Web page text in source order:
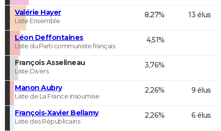
Valérie Hayer
Liste Ensemble
8,27% 13 élus
Léon Deffontaines
Liste du Parti communiste français
4,51%
François Asselineau
Liste Divers
3,76%
Manon Aubry
Liste de La France insoumise
2,26% 9 élus
François-Xavier Bellamy
Liste des Républicains
2,26% 6 élus